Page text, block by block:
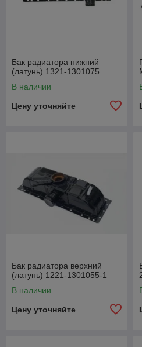
Бак радиатора нижний
(латунь) 1321-1301075
В наличии
Цену уточняйте
Бак радиатора верхний
(латунь) 1221-1301055-1
В наличии
Цену уточняйте